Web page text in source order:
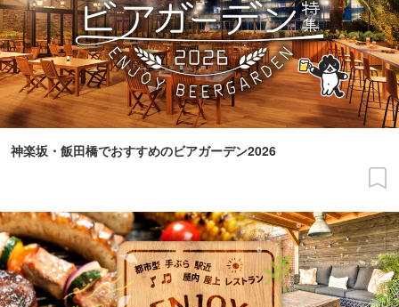
神楽坂・飯田橋でおすすめのビアガーデン2026